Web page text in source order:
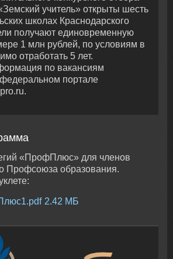
учитель» открыты шесть
школах Краснодарского
получают единовременную
1 млн рублей, по условиям в
отработать 5 лет.
по вакансиям
портале
«ПрофПлюс» для членов
Профсоюза образования.
2.42 МБ